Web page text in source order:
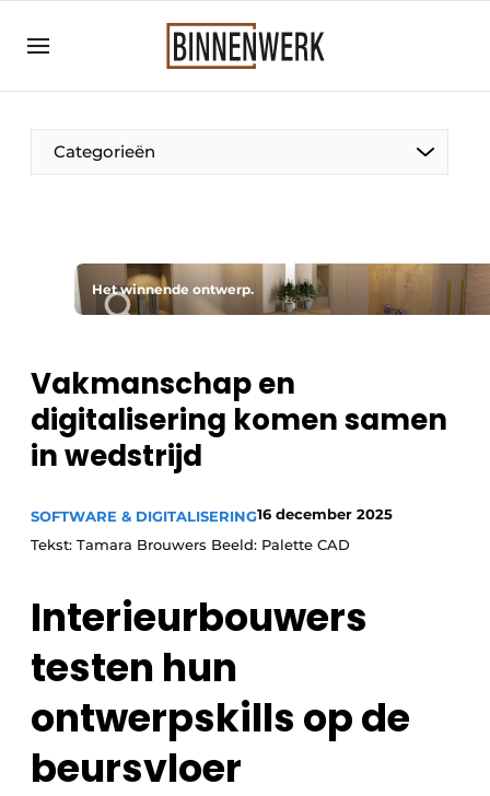
Aanmelden
Bedrijven
Binnenwerk | Hét magazine voor de
Direct contact
Evenement aanmelden
Nieuwsbrief
Podcasts
Privacy / Cookie statement
Vacatures
Categorieën
Het winnende ontwerp.
Vakmanschap en
digitalisering komen samen
in wedstrijd
SOFTWARE & DIGITALISERING16 december 2025
Tekst: Tamara Brouwers Beeld: Palette CAD
Interieurbouwers
testen hun
ontwerpskills op de
beursvloer